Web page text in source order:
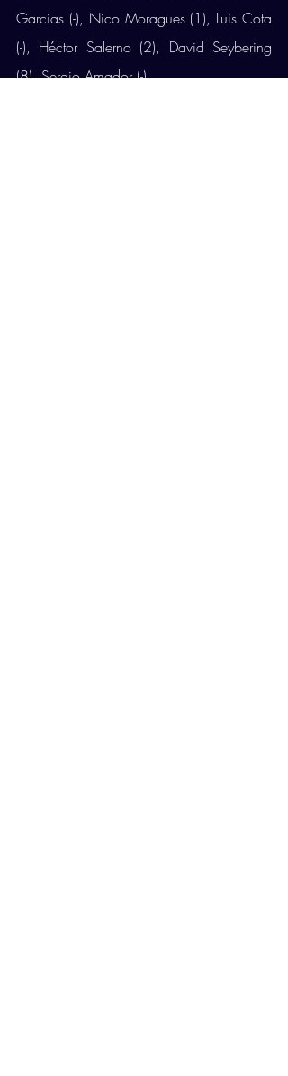
Garcias (-), Nico Moragues (1), Luis Cota
(-), Héctor Salerno (2), David Seybering
(8), Sergio Amador (-),